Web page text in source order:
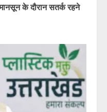
के दौरान सतर्क रहने